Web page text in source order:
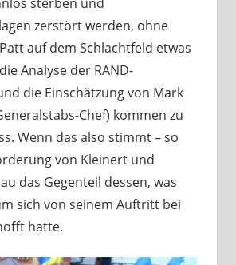
zerstört werden, ohne
auf dem Schlachtfeld etwas
Analyse der RAND-
die Einschätzung von Mark
Chef) kommen zu
Wenn das also stimmt – so
von Kleinert und
das Gegenteil dessen, was
sich von seinem Auftritt bei
hatte.